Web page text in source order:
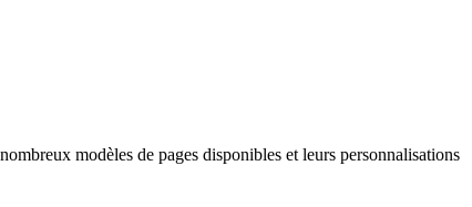
modèles de pages disponibles et leurs personnalisations